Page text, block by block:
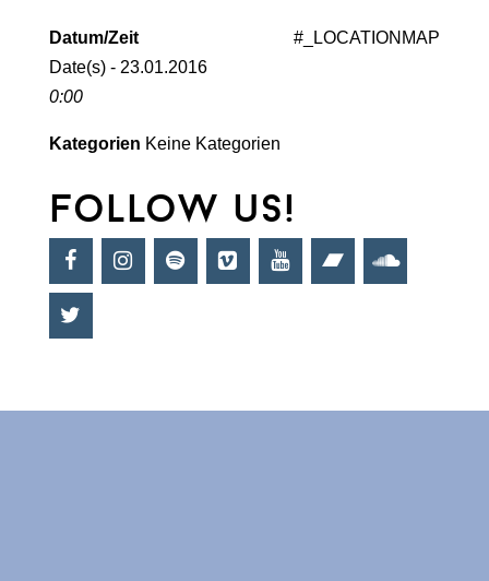
#_LOCATIONMAP
Datum/Zeit
Date(s) - 23.01.2016
0:00
Kategorien Keine Kategorien
follow us!